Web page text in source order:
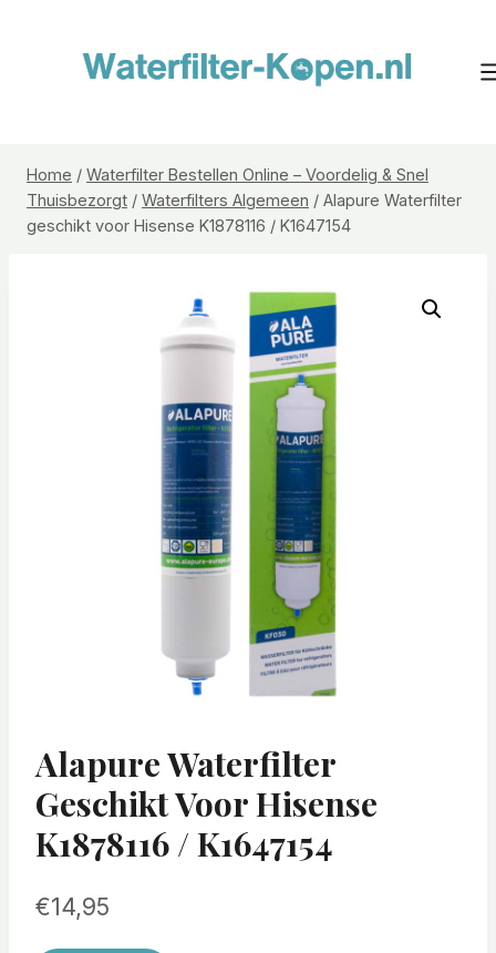
Home / Waterfilter Bestellen Online – Voordelig & Snel
Thuisbezorgt / Waterfilters Algemeen / Alapure Waterfilter
geschikt voor Hisense K1878116 / K1647154
Alapure Waterfilter
Geschikt Voor Hisense
K1878116 / K1647154
€14,95